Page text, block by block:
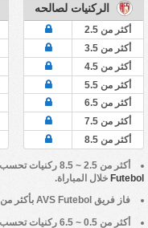
الركنيات لصالحه
أكثر من 2.5
أكثر من 3.5
أكثر من 4.5
أكثر من 5.5
أكثر من 6.5
أكثر من 7.5
أكثر من 8.5
أكثر من 2.5 ~ 8.5 ركنيات تحسب عن طريق الركنيات التي فاز بها فريق
Futebol خلال المباراة.
فاز فريق AVS Futebolبأكثر من 4.5 ركلات ركنية في ?％ من مبارياته.
أكثر من 0.5 ~ 6.5 ركنيات تحسب عن طريق الركنيات التي حاز عليها فريق